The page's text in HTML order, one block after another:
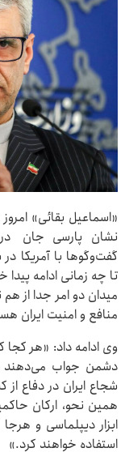
نشان پارسی‌ جان در
گفت‌وگوها با
تا چه زمانی ادامه
میدان دو امر جدا از
منافع و امنیت ایران
وی ادامه داد: «هر کجا
دشمن جواب می‌دهند
شجاع ایران در دفاع
همین نحو، ارکان
ابزار دیپلماسی و
استفاده خواهند کرد.»